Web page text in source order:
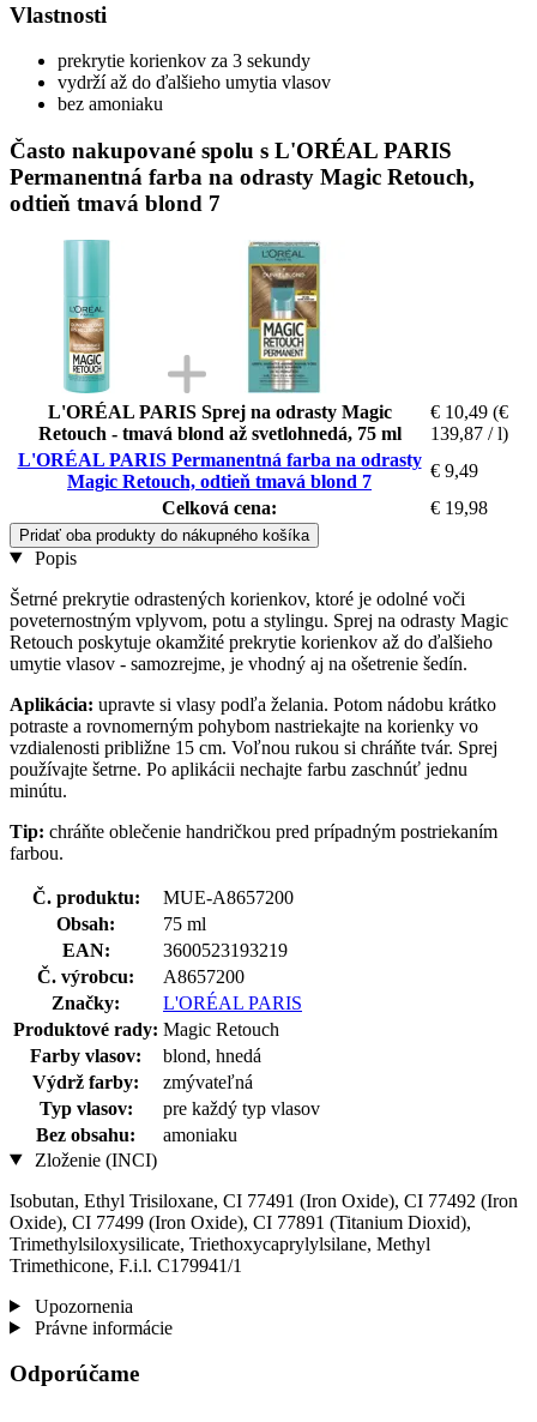
Vlastnosti
prekrytie korienkov za 3 sekundy
vydrží až do ďalšieho umytia vlasov
bez amoniaku
Často nakupované spolu s L'ORÉAL PARIS
Permanentná farba na odrasty Magic Retouch,
odtieň tmavá blond 7
L'ORÉAL PARIS Sprej na odrasty Magic
Retouch - tmavá blond až svetlohnedá, 75 ml
€ 10,49 (€
139,87 / l)
L'ORÉAL PARIS Permanentná farba na odrasty
Magic Retouch, odtieň tmavá blond 7
€ 9,49
Celková cena:
€ 19,98
Pridať oba produkty do nákupného košíka
Popis
Šetrné prekrytie odrastených korienkov, ktoré je odolné voči
poveternostným vplyvom, potu a stylingu. Sprej na odrasty Magic
Retouch poskytuje okamžité prekrytie korienkov až do ďalšieho
umytie vlasov - samozrejme, je vhodný aj na ošetrenie šedín.
Aplikácia: upravte si vlasy podľa želania. Potom nádobu krátko
potraste a rovnomerným pohybom nastriekajte na korienky vo
vzdialenosti približne 15 cm. Voľnou rukou si chráňte tvár. Sprej
používajte šetrne. Po aplikácii nechajte farbu zaschnúť jednu
minútu.
Tip: chráňte oblečenie handričkou pred prípadným postriekaním
farbou.
Č. produktu:
MUE-A8657200
Obsah:
75 ml
EAN:
3600523193219
Č. výrobcu:
A8657200
Značky:
L'ORÉAL PARIS
Produktové rady: Magic Retouch
Farby vlasov:
blond, hnedá
Výdrž farby:
zmývateľná
Typ vlasov:
pre každý typ vlasov
Bez obsahu:
amoniaku
Zloženie (INCI)
Isobutan, Ethyl Trisiloxane, CI 77491 (Iron Oxide), CI 77492 (Iron
Oxide), CI 77499 (Iron Oxide), CI 77891 (Titanium Dioxid),
Trimethylsiloxysilicate, Triethoxycaprylylsilane, Methyl
Trimethicone, F.i.l. C179941/1
Upozornenia
Právne informácie
Odporúčame